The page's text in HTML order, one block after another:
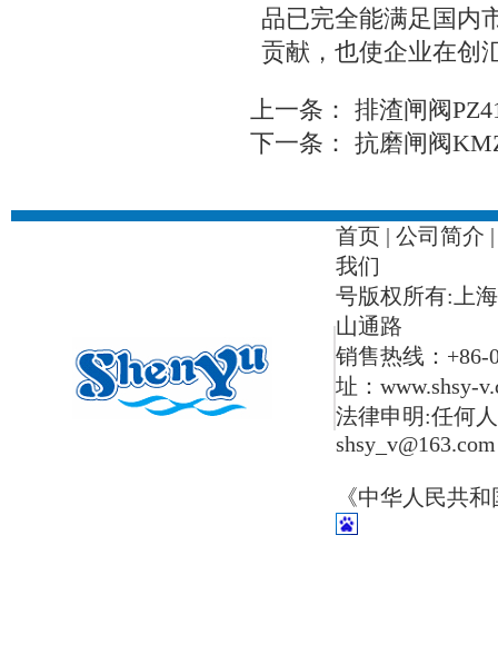
品已完全能满足国内
贡献，也使企业在创
上一条： 排渣闸阀
下一条： 抗磨闸阀
首页 | 公司简介
我们
号版权所有:上
山通路
销售热线：+86-
址：www.shsy-
法律申明:任何
shsy_v@163.com
《中华人民共